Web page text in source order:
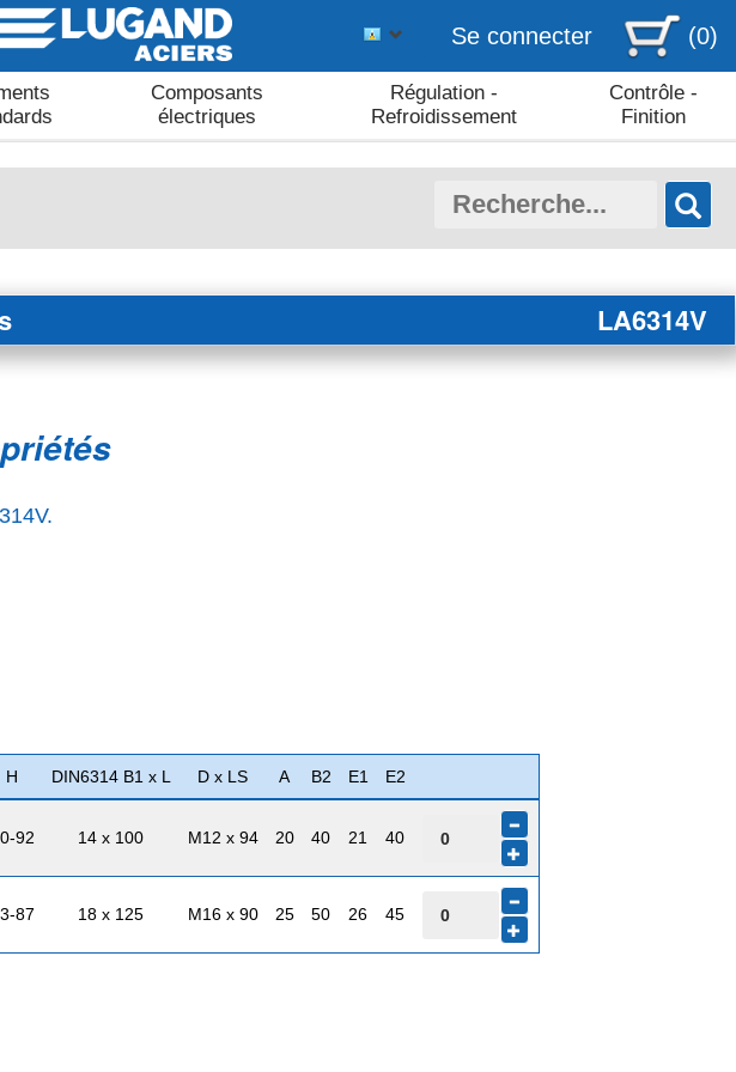
Se connecter (0)
Composants
électriques
Régulation -
Refroidissement
Contrôle -
Finition
LA6314V
H DIN6314 B1 x L D x LS A B2 E1 E2
92 14 x 100 M12 x 94 20 40 21 40
87 18 x 125 M16 x 90 25 50 26 45